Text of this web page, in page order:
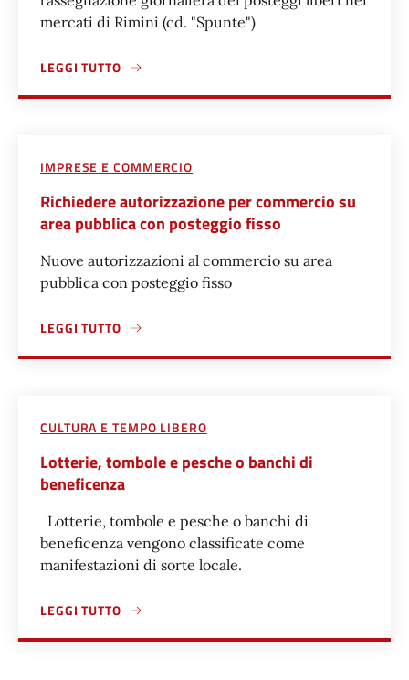
mercati di Rimini (cd. "Spunte")
LEGGI TUTTO
A PROPOSITO DI COMMERCIO SU AREE PUBBLICHE -
IMPRESE E COMMERCIO
Richiedere autorizzazione per commercio su
area pubblica con posteggio fisso
Nuove autorizzazioni al commercio su area
pubblica con posteggio fisso
LEGGI TUTTO
A PROPOSITO DI RICHIEDERE AUTORIZZAZIONE PER
CULTURA E TEMPO LIBERO
Lotterie, tombole e pesche o banchi di
beneficenza
Lotterie, tombole e pesche o banchi di
beneficenza vengono classificate come
manifestazioni di sorte locale.
LEGGI TUTTO
A PROPOSITO DI LOTTERIE, TOMBOLE E PESCHE O